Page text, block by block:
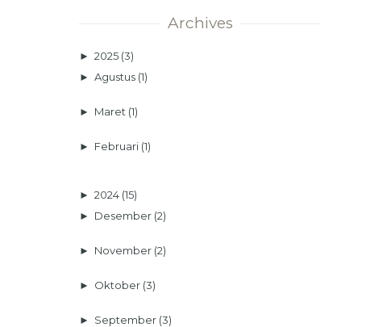
Archives
► 2025 (3)
► Agustus (1)
► Maret (1)
► Februari (1)
► 2024 (15)
► Desember (2)
► November (2)
► Oktober (3)
► September (3)